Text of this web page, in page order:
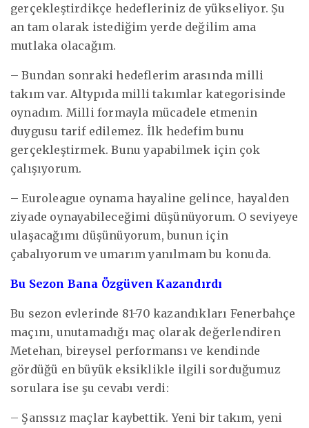
gerçekleştirdikçe hedefleriniz de yükseliyor. Şu
an tam olarak istediğim yerde değilim ama
mutlaka olacağım.
– Bundan sonraki hedeflerim arasında milli
takım var. Altypıda milli takımlar kategorisinde
oynadım. Milli formayla mücadele etmenin
duygusu tarif edilemez. İlk hedefim bunu
gerçekleştirmek. Bunu yapabilmek için çok
çalışıyorum.
– Euroleague oynama hayaline gelince, hayalden
ziyade oynayabileceğimi düşünüyorum. O seviyeye
ulaşacağımı düşünüyorum, bunun için
çabalıyorum ve umarım yanılmam bu konuda.
Bu Sezon Bana Özgüven Kazandırdı
Bu sezon evlerinde 81-70 kazandıkları Fenerbahçe
maçını, unutamadığı maç olarak değerlendiren
Metehan, bireysel performansı ve kendinde
gördüğü en büyük eksiklikle ilgili sorduğumuz
sorulara ise şu cevabı verdi:
– Şanssız maçlar kaybettik. Yeni bir takım, yeni